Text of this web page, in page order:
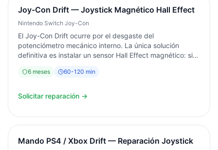
Joy-Con Drift — Joystick Magnético Hall Effect
Nintendo Switch Joy-Con
El Joy-Con Drift ocurre por el desgaste del
potenciómetro mecánico interno. La única solución
definitiva es instalar un sensor Hall Effect magnético: sin
Servicio exprés en el mismo día. Diagnóstico gratuito.
6 meses 60-120 min
Solicitar reparación →
Mando PS4 / Xbox Drift — Reparación Joystick